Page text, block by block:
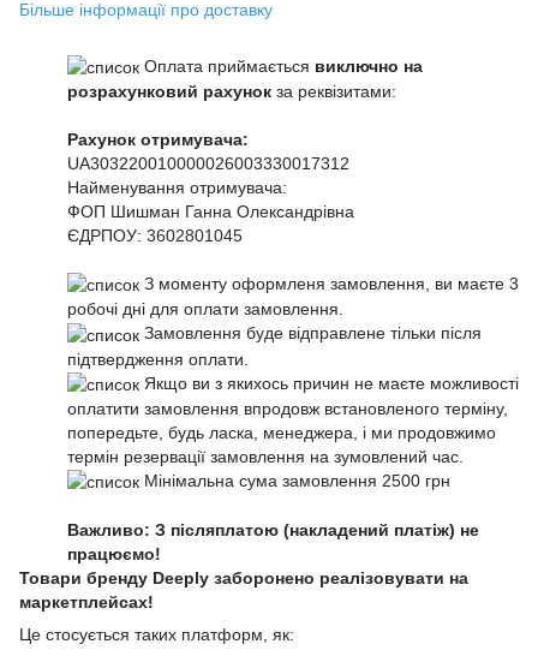
Більше інформації про доставку
Оплата приймається виключно на
розрахунковий рахунок за реквізитами:
Рахунок отримувача:
UA303220010000026003330017312
Найменування отримувача:
ФОП Шишман Ганна Олександрівна
ЄДРПОУ: 3602801045
З моменту оформленя замовлення, ви маєте 3
робочі дні для оплати замовлення.
Замовлення буде відправлене тільки після
підтвердження оплати.
Якщо ви з якихось причин не маєте можливості
оплатити замовлення впродовж встановленого терміну,
попередьте, будь ласка, менеджера, і ми продовжимо
термін резервації замовлення на зумовлений час.
Мінімальна сума замовлення 2500 грн
Важливо: З післяплатою (накладений платіж) не
працюємо!
Товари бренду Deeply заборонено реалізовувати на
маркетплейсах!
Це стосується таких платформ, як: